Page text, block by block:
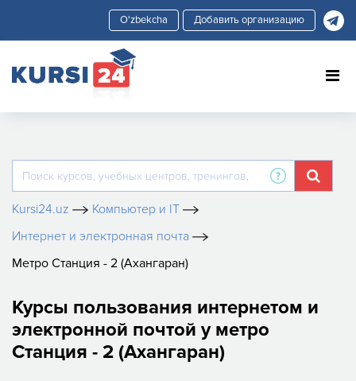
Добавить организацию
Kursi24.uz
Компьютер и IT
Интернет и электронная почта
Метро Станция - 2 (Ахангаран)
Курсы пользования интернетом и
электронной почтой у метро
Станция - 2 (Ахангаран)